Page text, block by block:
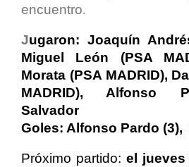
encuentro.
Jugaron: Joaquín
Miguel León (PSA
Morata (PSA MADRID),
MADRID), Alfonso
Salvador
Goles: Alfonso Pardo (3),
Próximo partido: el jueves